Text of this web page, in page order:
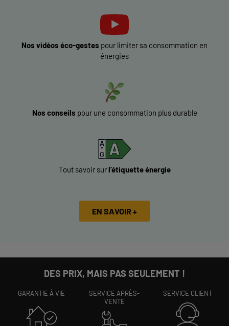
Nos vidéos éco-gestes pour limiter sa consommation en
énergies
Nos conseils pour une consommation plus durable
Tout savoir surl’étiquette énergie
EN SAVOIR +
DES PRIX, MAIS PAS SEULEMENT !
GARANTIE À VIE
SERVICE APRÈS-
VENTE
SERVICE CLIENT